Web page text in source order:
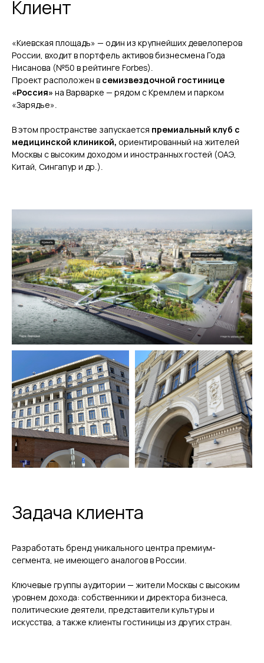
Клиент
«Киевская площадь» — один из крупнейших девелоперов
России, входит в портфель активов бизнесмена Года
Нисанова (№50 в рейтинге Forbes).
Проект расположен в семизвездочной гостинице
«Россия» на Варварке — рядом с Кремлем и парком
«Зарядье».
В этом пространстве запускается премиальный клуб с
медицинской клиникой, ориентированный на жителей
Москвы с высоким доходом и иностранных гостей (ОАЭ,
Китай, Сингапур и др.).
Задача клиента
Разработать бренд уникального центра премиум-
сегмента, не имеющего аналогов в России.
Ключевые группы аудитории — жители Москвы с высоким
уровнем дохода: собственники и директора бизнеса,
политические деятели, представители культуры и
искусства, а также клиенты гостиницы из других стран.